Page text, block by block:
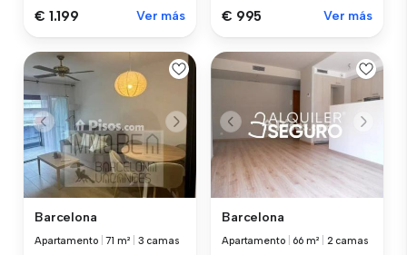
€ 1.199 Ver más € 995 Ver más
Barcelona
Apartamento |71 m² 3 camas
Barcelona
Apartamento 66 m² 2 camas